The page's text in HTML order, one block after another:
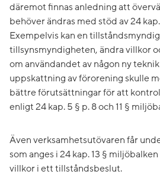
däremot finnas anledning att
behöver ändras med stöd av 24
Exempelvis kan en
tillsynsmyndigheten, ändra villkor
om användandet av någon ny
uppskattning av förorening skulle
bättre förutsättningar för att
enligt 24 kap. 5 § p. 8 och 11 §
Även verksamhetsutövaren får
som anges i 24 kap. 13 §
villkor i ett tillståndsbeslut.